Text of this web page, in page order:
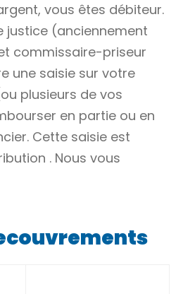
vous êtes débiteur.
justice (anciennement
commissaire-priseur
une saisie sur votre
plusieurs de vos
en partie ou en
. Cette saisie est
. Nous vous